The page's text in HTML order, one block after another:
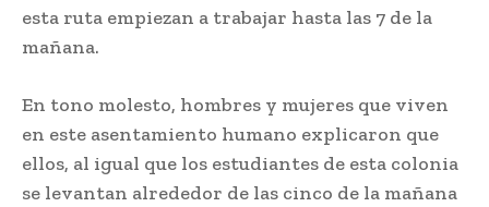
esta ruta empiezan a trabajar hasta las 7 de la
mañana.
En tono molesto, hombres y mujeres que viven
en este asentamiento humano explicaron que
ellos, al igual que los estudiantes de esta colonia
se levantan alrededor de las cinco de la mañana